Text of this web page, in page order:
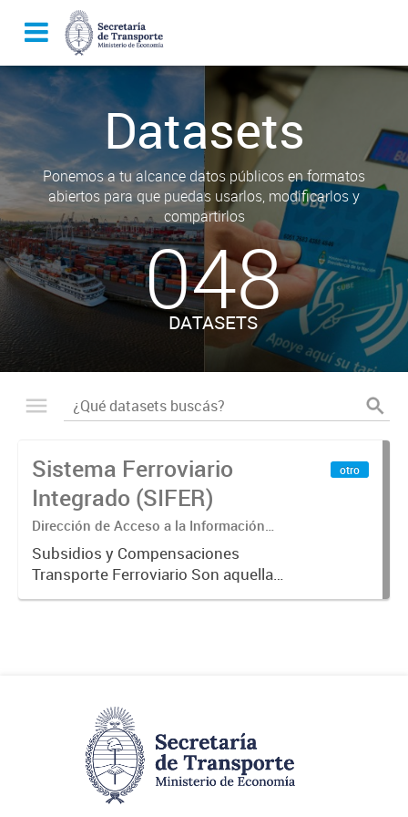
Datasets
Ponemos a tu alcance datos públicos en formatos
abiertos para que puedas usarlos, modificarlos y
compartirlos
048
DATASETS
Sistema Ferroviario
Integrado (SIFER)
Dirección de Acceso a la Información
Pública y Transparencia
Subsidios y Compensaciones
Transporte Ferroviario Son aquellas
transferencias realizadas por la
otro